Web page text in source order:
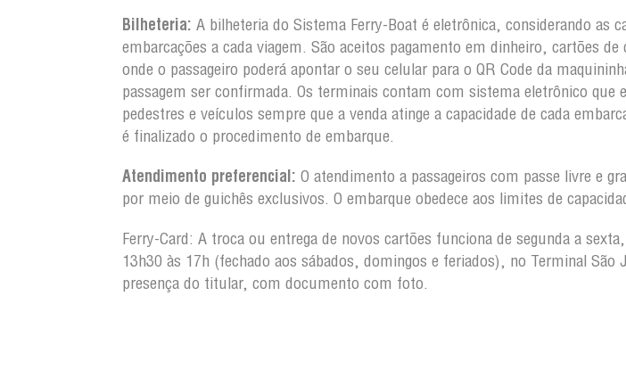
Bilheteria: A bilheteria do Sistema Ferry-Boat é eletrônica, considerando as
embarcações a cada viagem. São aceitos pagamento em dinheiro, cartões
onde o passageiro poderá apontar o seu celular para o QR Code da
passagem ser confirmada. Os terminais contam com sistema eletrônico que
pedestres e veículos sempre que a venda atinge a capacidade de cada
é finalizado o procedimento de embarque.
Atendimento preferencial: O atendimento a passageiros com passe livre e
por meio de guichês exclusivos. O embarque obedece aos limites de
Ferry-Card: A troca ou entrega de novos cartões funciona de segunda a
13h30 às 17h (fechado aos sábados, domingos e feriados), no Terminal São
presença do titular, com documento com foto.